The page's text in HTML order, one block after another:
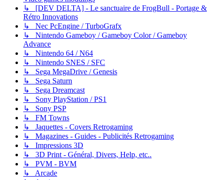
↳ [DEV DELTA] - Le sanctuaire de FrogBull - Portage &
Rétro Innovations
↳ Nec PcEngine / TurboGrafx
↳ Nintendo Gameboy / Gameboy Color / Gameboy
Advance
↳ Nintendo 64 / N64
↳ Nintendo SNES / SFC
↳ Sega MegaDrive / Genesis
↳ Sega Saturn
↳ Sega Dreamcast
↳ Sony PlayStation / PS1
↳ Sony PSP
↳ FM Towns
↳ Jaquettes - Covers Retrogaming
↳ Magazines - Guides - Publicités Retrogaming
↳ Impressions 3D
↳ 3D Print - Général, Divers, Help, etc..
↳ PVM - BVM
↳ Arcade